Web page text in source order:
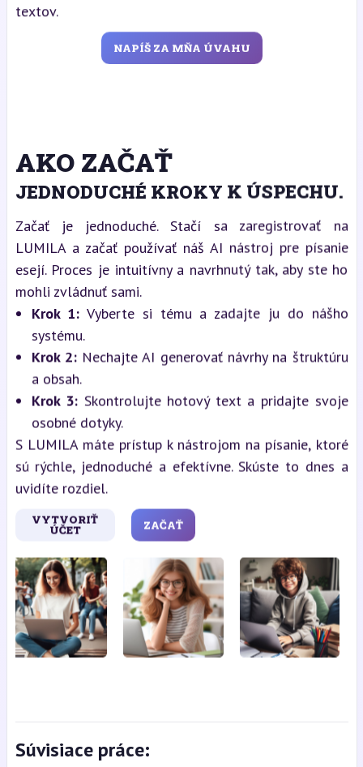
textov.
NAPÍŠ ZA MŇA ÚVAHU
AKO ZAČAŤ
JEDNODUCHÉ KROKY K ÚSPECHU.
Začať je jednoduché. Stačí sa zaregistrovať na
LUMILA a začať používať náš AI nástroj pre písanie
esejí. Proces je intuitívny a navrhnutý tak, aby ste ho
mohli zvládnuť sami.
Krok 1: Vyberte si tému a zadajte ju do nášho
systému.
Krok 2:Nechajte AI generovať návrhy na štruktúru
a obsah.
Krok 3: Skontrolujte hotový text a pridajte svoje
osobné dotyky.
S LUMILA máte prístup k nástrojom na písanie, ktoré
sú rýchle, jednoduché a efektívne. Skúste to dnes a
uvidíte rozdiel.
VYTVORIŤ
ÚČET ZAČAŤ
Súvisiace práce: